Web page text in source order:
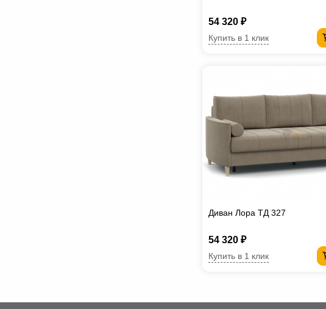
54 320 ₽
Купить в 1 клик
Диван Лора ТД 327
54 320 ₽
Купить в 1 клик